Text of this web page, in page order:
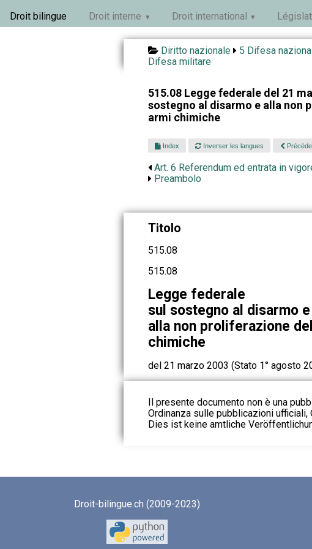
Droit bilingue Droit interne Droit international
Diritto nazionale 5 Difesa
Difesa militare
515.08 Legge federale del 21
sostegno al disarmo e alla non
armi chimiche
Index Inverser les langues
Art. 6 Referendum ed entrata in
Preambolo
Titolo
515.08
515.08
Legge federale
sul sostegno al disarmo e
alla non proliferazione
chimiche
del 21 marzo 2003 (Stato 1° agosto
Il presente documento non è una
Ordinanza sulle pubblicazioni ufficiali,
Dies ist keine amtliche
Droit-bilingue.ch (2009-2023)